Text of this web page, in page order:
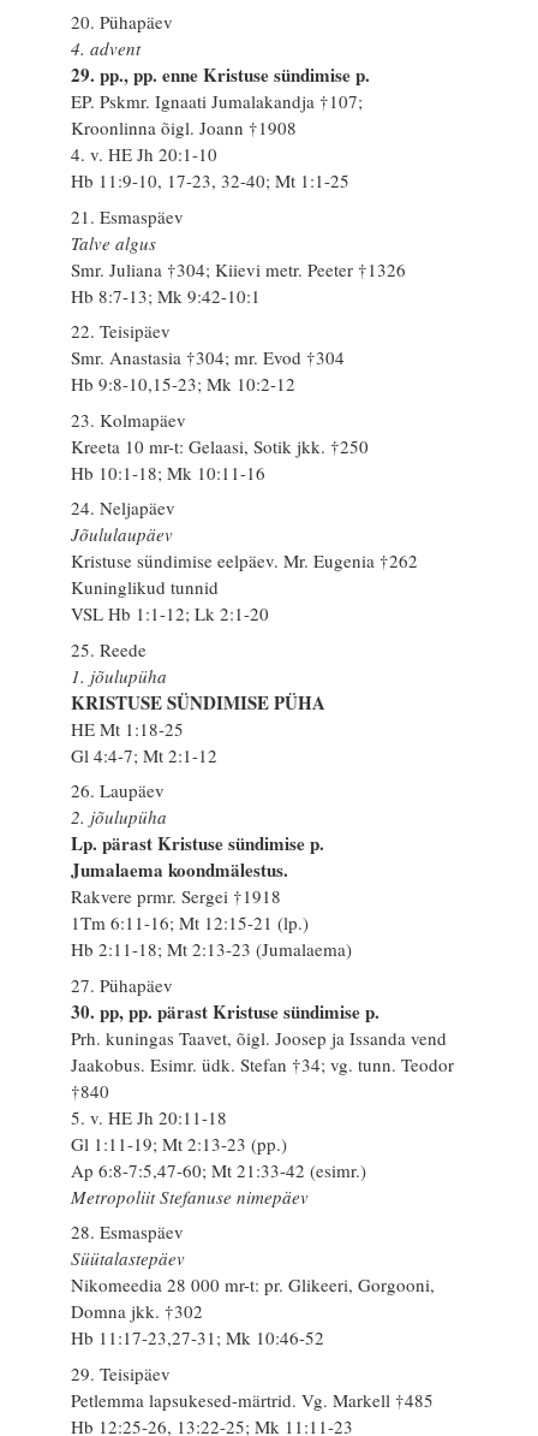
20. Pühapäev
4. advent
29. pp., pp. enne Kristuse sündimise p.
EP. Pskmr. Ignaati Jumalakandja †107;
Kroonlinna õigl. Joann †1908
4. v. HE Jh 20:1-10
Hb 11:9-10, 17-23, 32-40; Mt 1:1-25
21. Esmaspäev
Talve algus
Smr. Juliana †304; Kiievi metr. Peeter †1326
Hb 8:7-13; Mk 9:42-10:1
22. Teisipäev
Smr. Anastasia †304; mr. Evod †304
Hb 9:8-10,15-23; Mk 10:2-12
23. Kolmapäev
Kreeta 10 mr-t: Gelaasi, Sotik jkk. †250
Hb 10:1-18; Mk 10:11-16
24. Neljapäev
Jõululaupäev
Kristuse sündimise eelpäev. Mr. Eugenia †262
Kuninglikud tunnid
VSL Hb 1:1-12; Lk 2:1-20
25. Reede
1. jõulupüha
KRISTUSE SÜNDIMISE PÜHA
HE Mt 1:18-25
Gl 4:4-7; Mt 2:1-12
26. Laupäev
2. jõulupüha
Lp. pärast Kristuse sündimise p.
Jumalaema koondmälestus.
Rakvere prmr. Sergei †1918
1Tm 6:11-16; Mt 12:15-21 (lp.)
Hb 2:11-18; Mt 2:13-23 (Jumalaema)
27. Pühapäev
30. pp, pp. pärast Kristuse sündimise p.
Prh. kuningas Taavet, õigl. Joosep ja Issanda vend
Jaakobus. Esimr. üdk. Stefan †34; vg. tunn. Teodor
†840
5. v. HE Jh 20:11-18
Gl 1:11-19; Mt 2:13-23 (pp.)
Ap 6:8-7:5,47-60; Mt 21:33-42 (esimr.)
Metropoliit Stefanuse nimepäev
28. Esmaspäev
Süütalastepäev
Nikomeedia 28 000 mr-t: pr. Glikeeri, Gorgooni,
Domna jkk. †302
Hb 11:17-23,27-31; Mk 10:46-52
29. Teisipäev
Petlemma lapsukesed-märtrid. Vg. Markell †485
Hb 12:25-26, 13:22-25; Mk 11:11-23